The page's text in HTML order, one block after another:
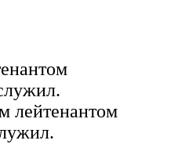
лейтенантом